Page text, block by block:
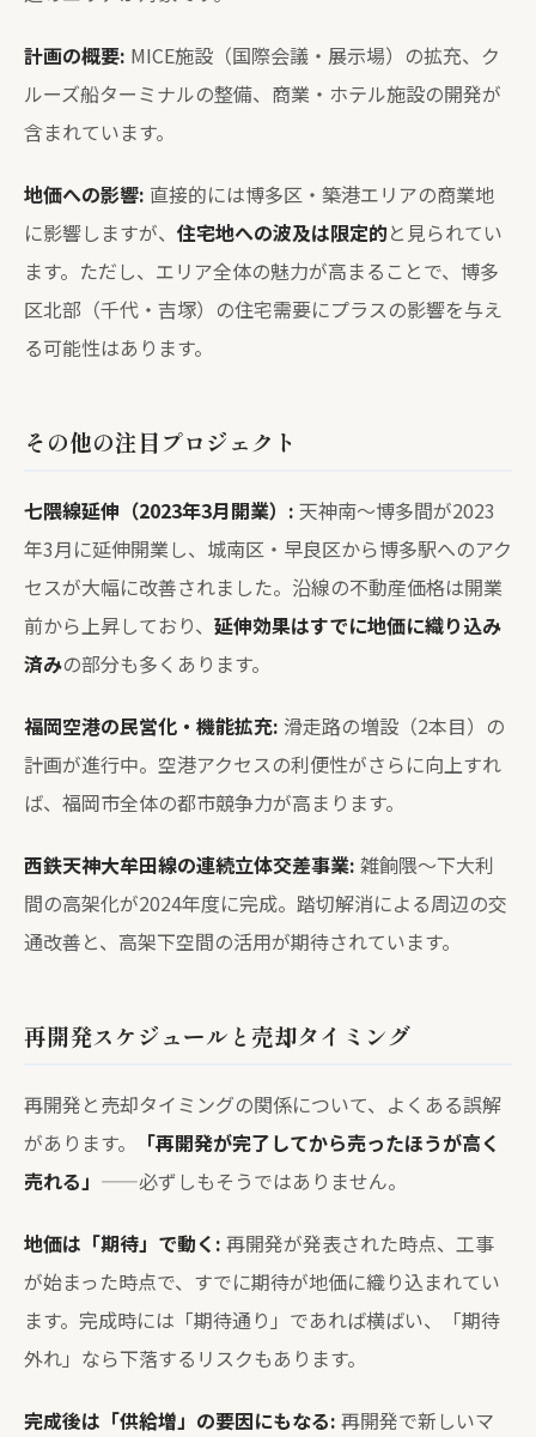
計画の概要: MICE施設（国際会議・展示場）の拡充、ク
ルーズ船ターミナルの整備、商業・ホテル施設の開発が
含まれています。
地価への影響: 直接的には博多区・築港エリアの商業地
に影響しますが、 住宅地への波及は限定的と見られてい
ます。ただし、エリア全体の魅力が高まることで、博多
区北部（千代・吉塚）の住宅需要にプラスの影響を与え
る可能性はあります。
その他の注目プロジェクト
七隈線延伸（2023年3月開業）: 天神南〜博多間が2023
年3月に延伸開業し、城南区・早良区から博多駅へのアク
セスが大幅に改善されました。沿線の不動産価格は開業
前から上昇しており、 延伸効果はすでに地価に織り込み
済みの部分も多くあります。
福岡空港の民営化・機能拡充: 滑走路の増設（2本目）の
計画が進行中。空港アクセスの利便性がさらに向上すれ
ば、福岡市全体の都市競争力が高まります。
西鉄天神大牟田線の連続立体交差事業: 雑餉隈〜下大利
間の高架化が2024年度に完成。踏切解消による周辺の交
通改善と、高架下空間の活用が期待されています。
再開発スケジュールと売却タイミング
再開発と売却タイミングの関係について、よくある誤解
があります。
「再開発が完了してから売ったほうが高く
売れる」 ——必ずしもそうではありません。
地価は「期待」で動く: 再開発が発表された時点、工事
が始まった時点で、すでに期待が地価に織り込まれてい
ます。完成時には「期待通り」であれば横ばい、「期待
外れ」なら下落するリスクもあります。
完成後は「供給増」の要因にもなる: 再開発で新しいマ